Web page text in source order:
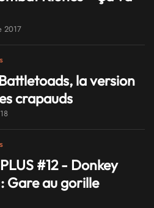
2017
la version
crapauds
#12 - Donkey
Gare au gorille